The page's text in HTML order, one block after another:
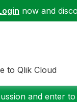
now and
to Qlik Cloud
and enter